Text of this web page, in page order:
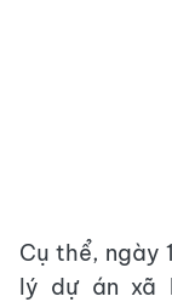
Cụ thể, ngày
lý dự án xã